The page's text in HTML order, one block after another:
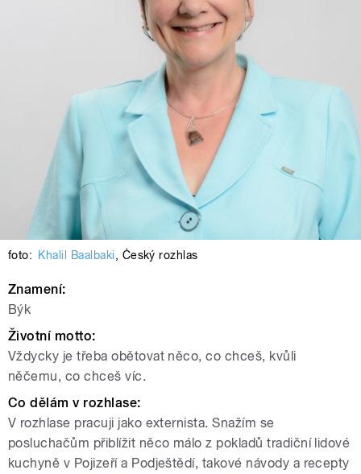
foto: Khalil Baalbaki, Český rozhlas
Znamení:
Býk
Životní motto:
Vždycky je třeba obětovat něco, co chceš, kvůli
něčemu, co chceš víc.
Co dělám v rozhlase:
V rozhlase pracuji jako externista. Snažím se
posluchačům přiblížit něco málo z pokladů tradiční lidové
kuchyně v Pojizeří a Podještědí, takové návody a recepty